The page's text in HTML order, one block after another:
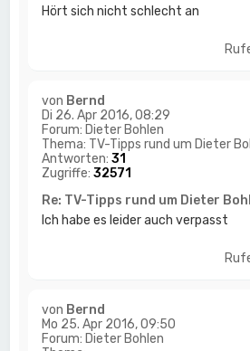
Hört sich nicht schlecht an
von Bernd
Di 26. Apr 2016, 08:29
Forum: Dieter Bohlen
Thema: TV-Tipps rund um Dieter
Antworten:31
Zugriffe:32571
Re: TV-Tipps rund um Dieter
Ich habe es leider auch verpasst
von Bernd
Mo 25. Apr 2016, 09:50
Forum: Dieter Bohlen